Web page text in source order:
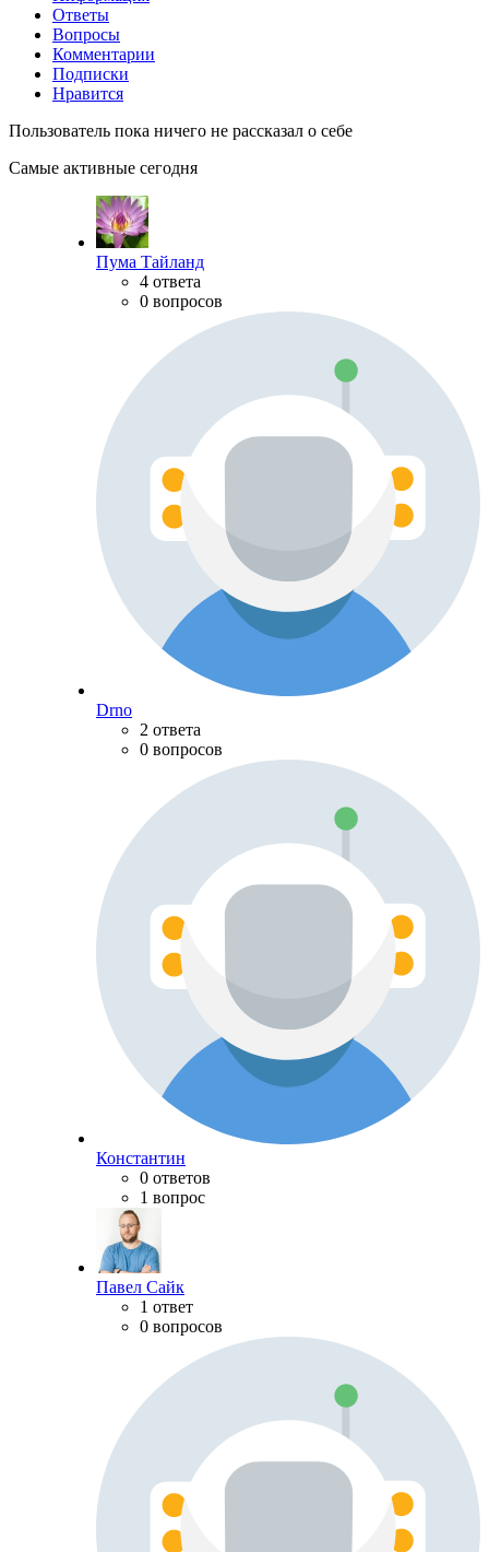
Ответы
Вопросы
Комментарии
Подписки
Нравится
Пользователь пока ничего не рассказал о себе
Самые активные сегодня
Пума Тайланд
4 ответа
0 вопросов
Drno
2 ответа
0 вопросов
Константин
0 ответов
1 вопрос
Павел Сайк
1 ответ
0 вопросов